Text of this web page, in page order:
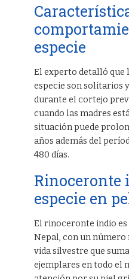
especie
El experto detalló que
especie son solitarios
durante el cortejo
cuando las madres
situación puede
años además del
480 días.
Rinoceronte
especie en
El rinoceronte indio
Nepal, con un número
vida silvestre que
ejemplares en todo el